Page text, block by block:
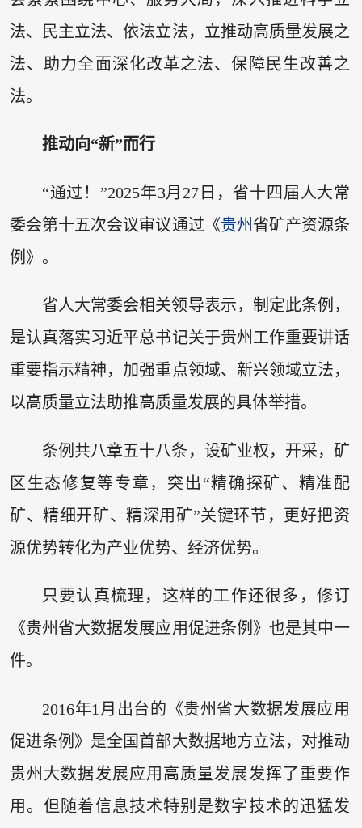
法、民主立法、依法立法，立推动高质量发展之
法、助力全面深化改革之法、保障民生改善之
法。
推动向“新”而行
“通过！”2025年3月27日，省十四届人大常
委会第十五次会议审议通过《贵州 省矿产资源条
例》。
省人大常委会相关领导表示，制定此条例，
是认真落实习近平总书记关于贵州工作重要讲话
重要指示精神，加强重点领域、新兴领域立法，
以高质量立法助推高质量发展的具体举措。
条例共八章五十八条，设矿业权，开采，矿
区生态修复等专章，突出“精确探矿、精准配
矿、精细开矿、精深用矿”关键环节，更好把资
源优势转化为产业优势、经济优势。
只要认真梳理，这样的工作还很多，修订
《贵州省大数据发展应用促进条例》也是其中一
件。
2016年1月出台的《贵州省大数据发展应用
促进条例》是全国首部大数据地方立法，对推动
贵州大数据发展应用高质量发展发挥了重要作
用。但随着信息技术特别是数字技术的迅猛发